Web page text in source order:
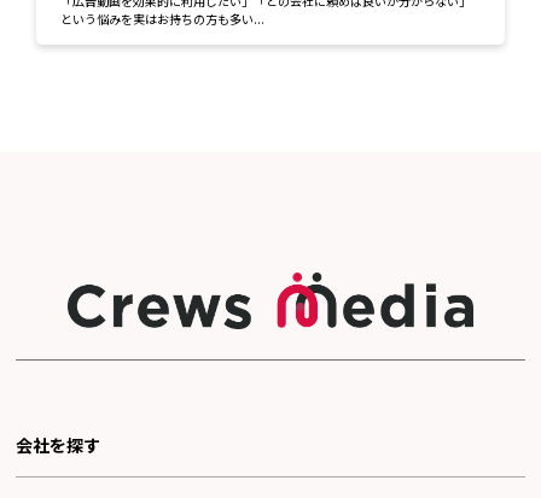
という悩みを実はお持ちの方も多い...
会社を探す